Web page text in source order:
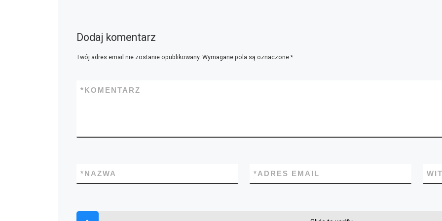
Dodaj komentarz
Twój adres email nie zostanie opublikowany. Wymagane pola są oznaczone *
KOMENTARZ
*
NAZWA
* ADRES EMAIL
*